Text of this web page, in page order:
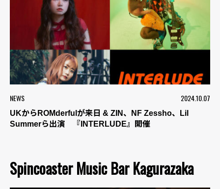
NEWS 2024.10.07
UKからROMderfulが来日 & ZIN、NF Zessho、Lil
Summerら出演 『INTERLUDE』開催
Spincoaster Music Bar Kagurazaka